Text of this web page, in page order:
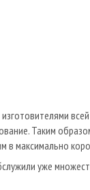
Таким
в максимально
уже